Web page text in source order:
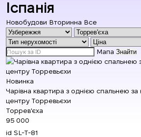
Іспанія
Новобудови Вторинна Все
Мапа Знайти
Новинка
Чарівна квартира з однією спальнею за
центру Торревьєхи
Торрев'єха
95 000
id SL-T-81